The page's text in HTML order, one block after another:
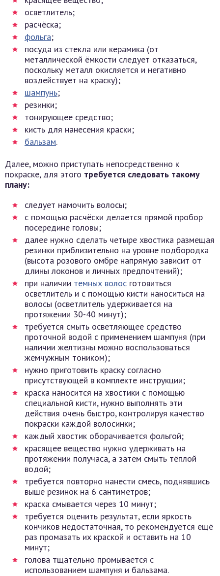
осветлитель;
расчёска;
фольга;
посуда из стекла или керамика (от
металлической ёмкости следует отказаться,
поскольку металл окисляется и негативно
воздействует на краску);
шампунь;
резинки;
тонирующее средство;
кисть для нанесения краски;
бальзам.
Далее, можно приступать непосредственно к
покраске, для этого требуется следовать такому
плану:
следует намочить волосы;
с помощью расчёски делается прямой пробор
посередине головы;
далее нужно сделать четыре хвостика размещая
резинки приблизительно на уровне подбородка
(высота розового омбре напрямую зависит от
длины локонов и личных предпочтений);
при наличии темных волос готовиться
осветлитель и с помощью кисти наноситься на
волосы (осветлитель удерживается на
протяжении 30-40 минут);
требуется смыть осветляющее средство
проточной водой с применением шампуня (при
наличии желтизны можно воспользоваться
жемчужным тоником);
нужно приготовить краску согласно
присутствующей в комплекте инструкции;
краска наносится на хвостики с помощью
специальной кисти, нужно выполнять эти
действия очень быстро, контролируя качество
покраски каждой волосинки;
каждый хвостик оборачивается фольгой;
красящее вещество нужно удерживать на
протяжении получаса, а затем смыть тёплой
водой;
требуется повторно нанести смесь, поднявшись
выше резинок на 6 сантиметров;
краска смывается через 10 минут;
требуется оценить результат, если яркость
кончиков недостаточная, то рекомендуется ещё
раз промазать их краской и оставить на 10
минут;
голова тщательно промывается с
использованием шампуня и бальзама.